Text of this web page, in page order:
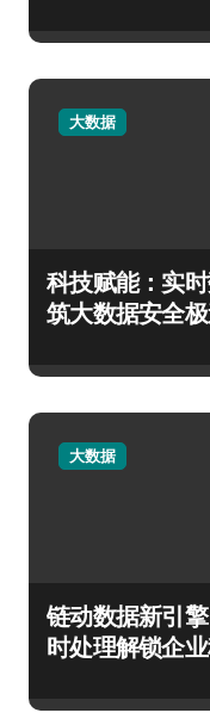
大数据
科技赋能：实
筑大数据安全
大数据
链动数据新引
时处理解锁企